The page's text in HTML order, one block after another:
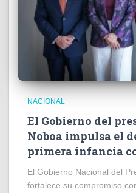
NACIONAL
El Gobierno del
Noboa impulsa el
primera infancia
El Gobierno Nacional del
fortalece su compromiso